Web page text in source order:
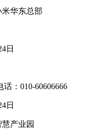
华东总部
日
：010-60606666
日
产业园